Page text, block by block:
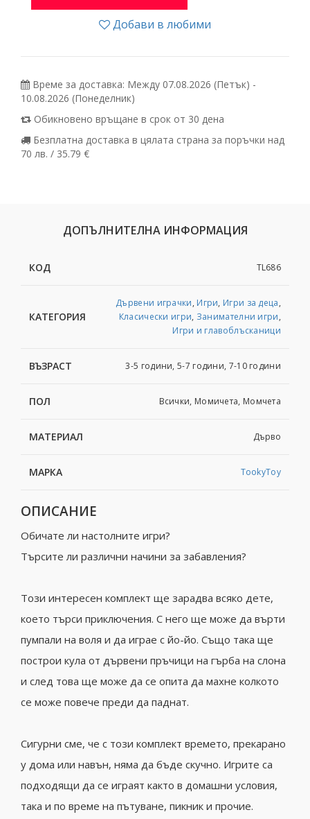
Добави в любими
Време за доставка: Между 07.08.2026 (Петък) -
10.08.2026 (Понеделник)
Обикновено връщане в срок от 30 дена
Безплатна доставка в цялата страна за поръчки над
70 лв. / 35.79 €
ДОПЪЛНИТЕЛНА ИНФОРМАЦИЯ
КОД TL686
КАТЕГОРИЯ
Дървени играчки, Игри, Игри за деца,
Класически игри, Занимателни игри,
Игри и главоблъсканици
ВЪЗРАСТ 3-5 години, 5-7 години, 7-10 години
ПОЛ Всички, Момичета, Момчета
МАТЕРИАЛ Дърво
МАРКА TookyToy
ОПИСАНИЕ
Обичате ли настолните игри?
Търсите ли различни начини за забавления?
Този интересен комплект ще зарадва всяко дете,
което търси приключения. С него ще може да върти
пумпали на воля и да играе с йо-йо. Също така ще
построи кула от дървени пръчици на гърба на слона
и след това ще може да се опита да махне колкото
се може повече преди да паднат.
Сигурни сме, че с този комплект времето, прекарано
у дома или навън, няма да бъде скучно. Игрите са
подходящи да се играят както в домашни условия,
така и по време на пътуване, пикник и прочие.